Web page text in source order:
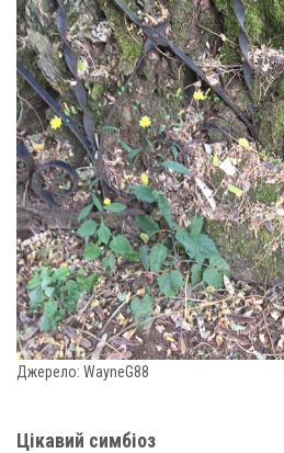
Джерело: WayneG88
Цікавий симбіоз